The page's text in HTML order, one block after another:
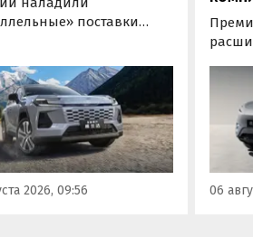
поставки
RAV4 для китайского
Там он стоит минимум 2
рублей по текущему
у нас с учетом всех
цены на них стартуют
000 рублей, выяснили
дня».
2026, 09:56
этим
а
06